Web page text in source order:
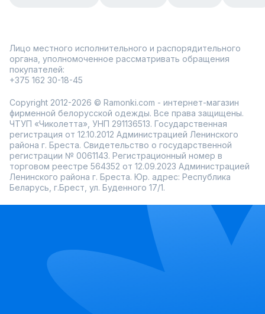
Лицо местного исполнительного и распорядительного
органа, уполномоченное рассматривать обращения
покупателей:
+375 162 30-18-45
Copyright 2012-2026 © Ramonki.com - интернет-магазин
фирменной белорусской одежды. Все права защищены.
ЧТУП «Чиколетта», УНП 291136513. Государственная
регистрация от 12.10.2012 Администрацией Ленинского
района г. Бреста. Свидетельство о государственной
регистрации № 0061143. Регистрационный номер в
торговом реестре 564352 от 12.09.2023 Администрацией
Ленинского района г. Бреста. Юр. адрес: Республика
Беларусь, г.Брест, ул. Буденного 17/1.